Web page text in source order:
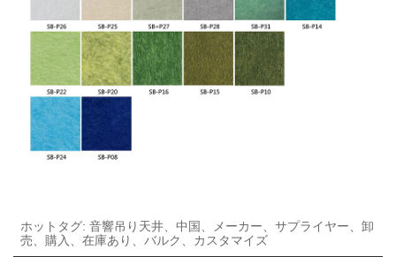
ホットタグ: 音響吊り天井、中国、メーカー、サプライヤー、卸
売、購入、在庫あり、バルク、カスタマイズ